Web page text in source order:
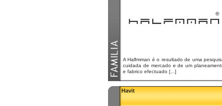
A Halfmman é o resultado de uma
cuidada de mercado e de um
e fabrico efectuado [...]
Havit